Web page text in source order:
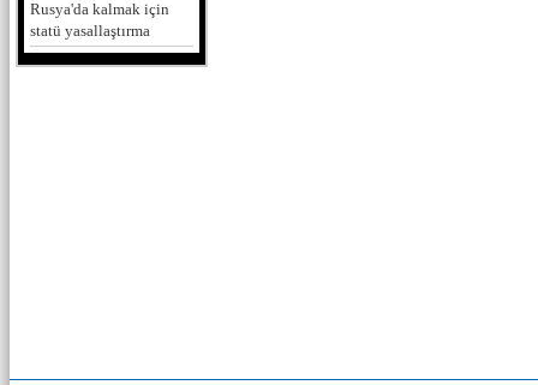
Rusya'da kalmak için
statü yasallaştırma